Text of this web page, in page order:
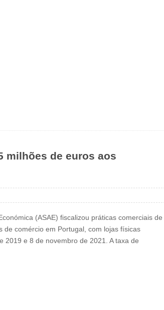
milhões de euros aos
(ASAE) fiscalizou práticas comerciais de
comércio em Portugal, com lojas físicas
2019 e 8 de novembro de 2021. A taxa de